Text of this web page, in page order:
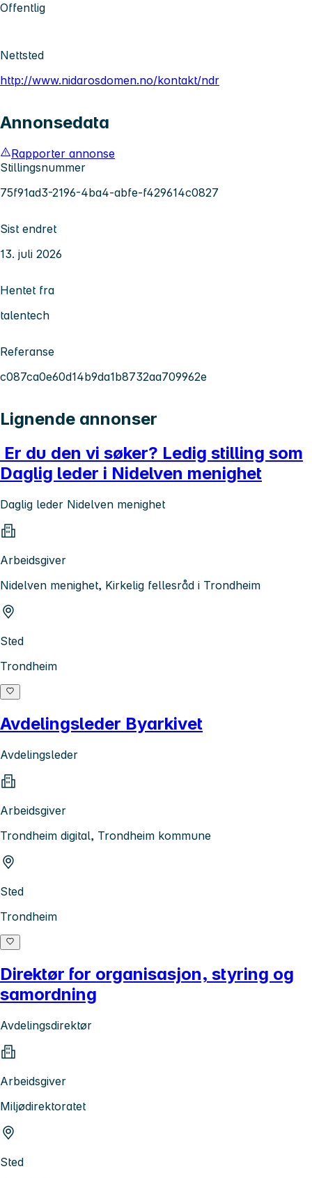
Offentlig
Nettsted
http://www.nidarosdomen.no/kontakt/ndr
Annonsedata
Rapporter annonse
Stillingsnummer
75f91ad3-2196-4ba4-abfe-f429614c0827
Sist endret
13. juli 2026
Hentet fra
talentech
Referanse
c087ca0e60d14b9da1b8732aa709962e
Lignende annonser
Er du den vi søker? Ledig stilling som
Daglig leder i Nidelven menighet
Daglig leder Nidelven menighet
Arbeidsgiver
Nidelven menighet, Kirkelig fellesråd i Trondheim
Sted
Trondheim
Avdelingsleder Byarkivet
Avdelingsleder
Arbeidsgiver
Trondheim digital, Trondheim kommune
Sted
Trondheim
Direktør for organisasjon, styring og
samordning
Avdelingsdirektør
Arbeidsgiver
Miljødirektoratet
Sted